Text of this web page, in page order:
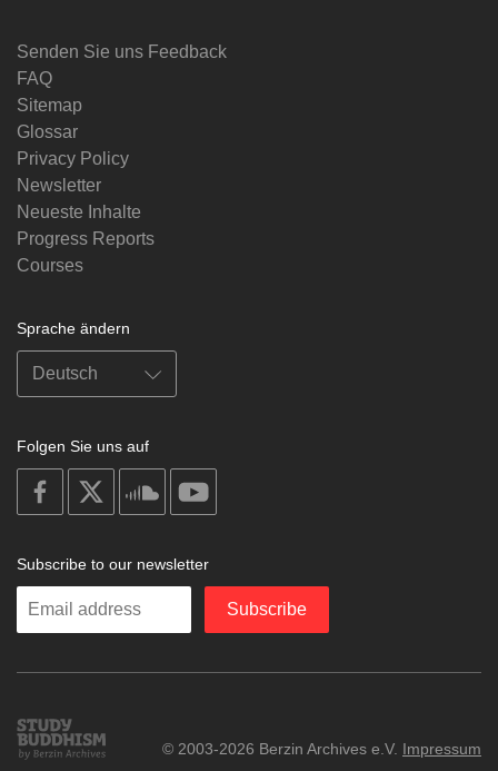
Senden Sie uns Feedback
FAQ
Sitemap
Glossar
Privacy Policy
Newsletter
Neueste Inhalte
Progress Reports
Courses
Sprache ändern
Folgen Sie uns auf
on
facebook
soundcloud
Subscribe to our newsletter
Enter
Subscribe
Study
Buddhism
© 2003-2026 Berzin Archives e.V. Impressum